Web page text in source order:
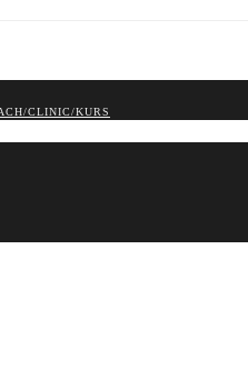
CLINIC/KURS